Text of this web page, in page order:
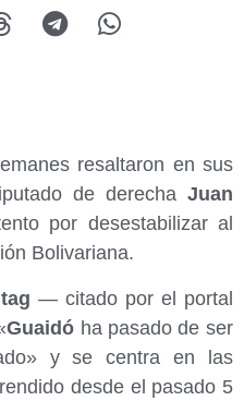
resaltaron en sus
de derecha Juan
por desestabilizar al
Bolivariana.
— citado por el portal
Guaidó ha pasado de ser
y se centra en las
desde el pasado 5